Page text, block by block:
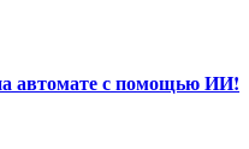
автомате с помощью ИИ!